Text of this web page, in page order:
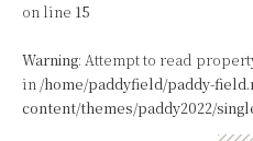
on line 15
Warning: Attempt to read
in /home/paddyfield/paddy-
content/themes/paddy2022/